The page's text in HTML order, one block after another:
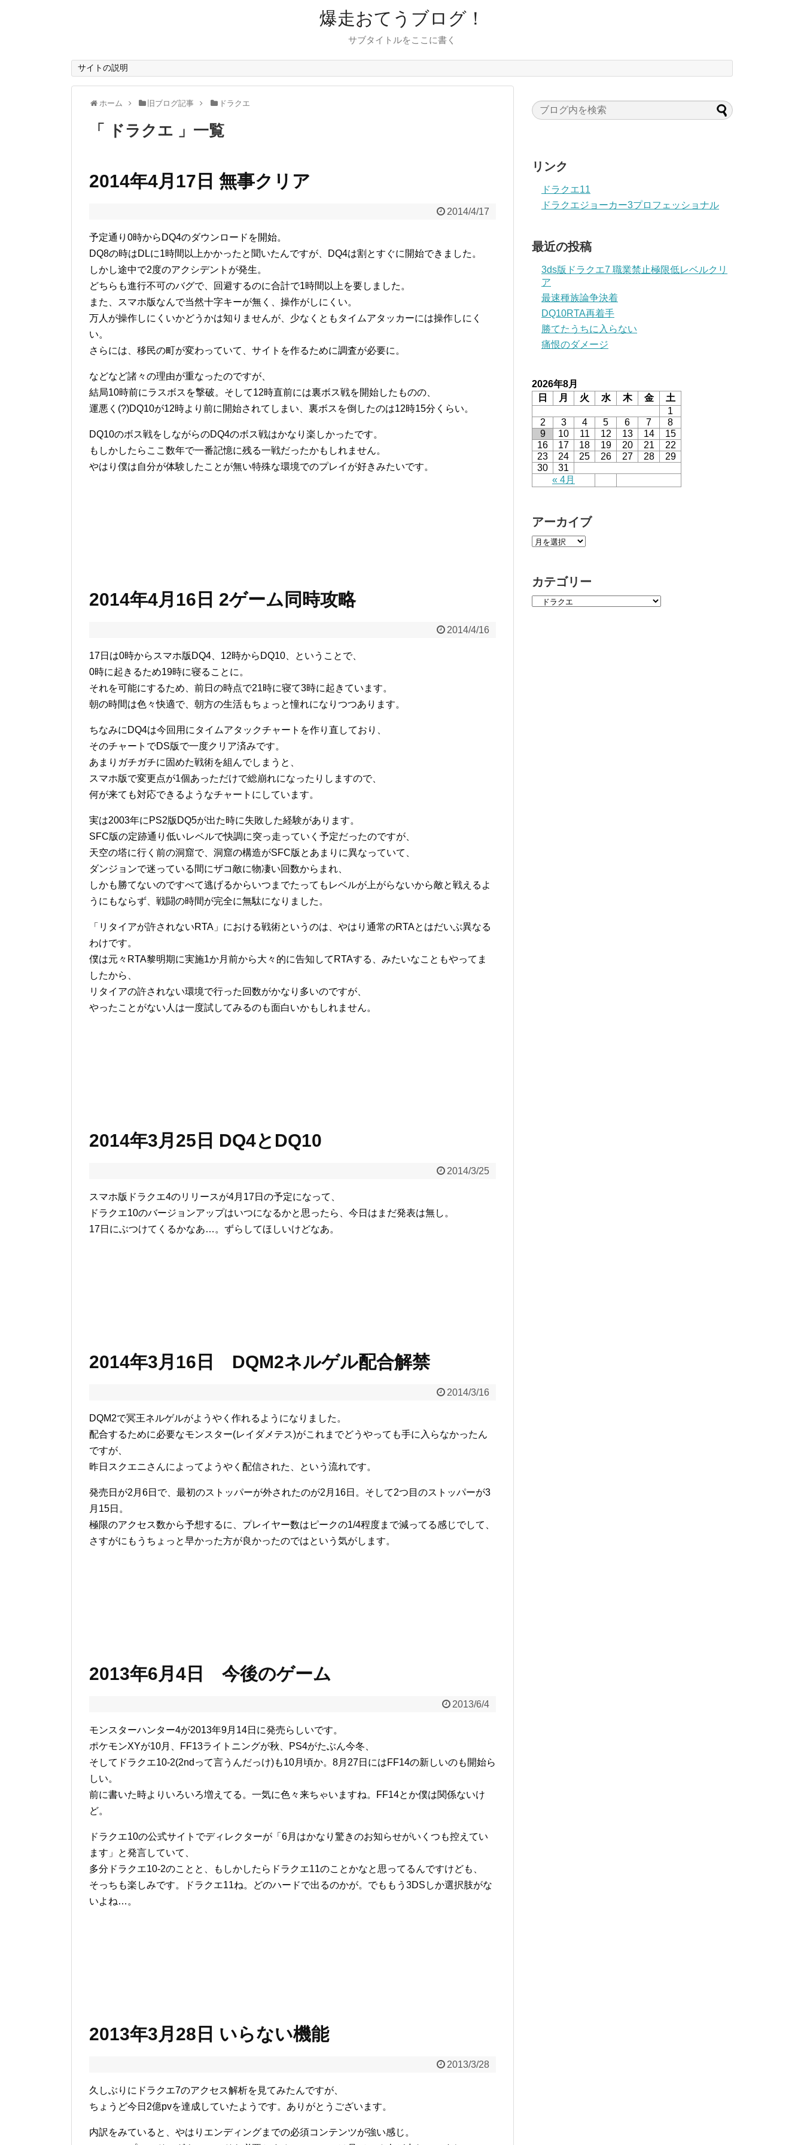
爆走おてうブログ！
サブタイトルをここに書く
サイトの説明
ホーム 旧ブログ記事 ドラクエ
「 ドラクエ 」一覧
2014年4月17日 無事クリア
2014/4/17
予定通り0時からDQ4のダウンロードを開始。
DQ8の時はDLに1時間以上かかったと聞いたんですが、DQ4は割とすぐに開始できました。
しかし途中で2度のアクシデントが発生。
どちらも進行不可のバグで、回避するのに合計で1時間以上を要しました。
また、スマホ版なんで当然十字キーが無く、操作がしにくい。
万人が操作しにくいかどうかは知りませんが、少なくともタイムアタッカーには操作しにく
い。
さらには、移民の町が変わっていて、サイトを作るために調査が必要に。
などなど諸々の理由が重なったのですが、
結局10時前にラスボスを撃破。そして12時直前には裏ボス戦を開始したものの、
運悪く(?)DQ10が12時より前に開始されてしまい、裏ボスを倒したのは12時15分くらい。
DQ10のボス戦をしながらのDQ4のボス戦はかなり楽しかったです。
もしかしたらここ数年で一番記憶に残る一戦だったかもしれません。
やはり僕は自分が体験したことが無い特殊な環境でのプレイが好きみたいです。
2014年4月16日 2ゲーム同時攻略
2014/4/16
17日は0時からスマホ版DQ4、12時からDQ10、ということで、
0時に起きるため19時に寝ることに。
それを可能にするため、前日の時点で21時に寝て3時に起きています。
朝の時間は色々快適で、朝方の生活もちょっと憧れになりつつあります。
ちなみにDQ4は今回用にタイムアタックチャートを作り直しており、
そのチャートでDS版で一度クリア済みです。
あまりガチガチに固めた戦術を組んでしまうと、
スマホ版で変更点が1個あっただけで総崩れになったりしますので、
何が来ても対応できるようなチャートにしています。
実は2003年にPS2版DQ5が出た時に失敗した経験があります。
SFC版の定跡通り低いレベルで快調に突っ走っていく予定だったのですが、
天空の塔に行く前の洞窟で、洞窟の構造がSFC版とあまりに異なっていて、
ダンジョンで迷っている間にザコ敵に物凄い回数からまれ、
しかも勝てないのですべて逃げるからいつまでたってもレベルが上がらないから敵と戦えるよ
うにもならず、戦闘の時間が完全に無駄になりました。
「リタイアが許されないRTA」における戦術というのは、やはり通常のRTAとはだいぶ異なる
わけです。
僕は元々RTA黎明期に実施1か月前から大々的に告知してRTAする、みたいなこともやってま
したから、
リタイアの許されない環境で行った回数がかなり多いのですが、
やったことがない人は一度試してみるのも面白いかもしれません。
2014年3月25日 DQ4とDQ10
2014/3/25
スマホ版ドラクエ4のリリースが4月17日の予定になって、
ドラクエ10のバージョンアップはいつになるかと思ったら、今日はまだ発表は無し。
17日にぶつけてくるかなあ…。ずらしてほしいけどなあ。
2014年3月16日 DQM2ネルゲル配合解禁
2014/3/16
DQM2で冥王ネルゲルがようやく作れるようになりました。
配合するために必要なモンスター(レイダメテス)がこれまでどうやっても手に入らなかったん
ですが、
昨日スクエニさんによってようやく配信された、という流れです。
発売日が2月6日で、最初のストッパーが外されたのが2月16日。そして2つ目のストッパーが3
月15日。
極限のアクセス数から予想するに、プレイヤー数はピークの1/4程度まで減ってる感じでして、
さすがにもうちょっと早かった方が良かったのではという気がします。
2013年6月4日 今後のゲーム
2013/6/4
モンスターハンター4が2013年9月14日に発売らしいです。
ポケモンXYが10月、FF13ライトニングが秋、PS4がたぶん今冬、
そしてドラクエ10-2(2ndって言うんだっけ)も10月頃か。8月27日にはFF14の新しいのも開始ら
しい。
前に書いた時よりいろいろ増えてる。一気に色々来ちゃいますね。FF14とか僕は関係ないけ
ど。
ドラクエ10の公式サイトでディレクターが「6月はかなり驚きのお知らせがいくつも控えてい
ます」と発言していて、
多分ドラクエ10-2のことと、もしかしたらドラクエ11のことかなと思ってるんですけども、
そっちも楽しみです。ドラクエ11ね。どのハードで出るのかが。でももう3DSしか選択肢がな
いよね…。
2013年3月28日 いらない機能
2013/3/28
久しぶりにドラクエ7のアクセス解析を見てみたんですが、
ちょうど今日2億pvを達成していたようです。ありがとうございます。
内訳をみていると、やはりエンディングまでの必須コンテンツが強い感じ。
リンク
ドラクエ11
ドラクエジョーカー3プロフェッショナル
最近の投稿
3ds版ドラクエ7 職業禁止極限低レベルクリ
ア
最速種族論争決着
DQ10RTA再着手
勝てたうちに入らない
痛恨のダメージ
2026年8月
日
月 火 水 木 金 土
« 4月
1
2
3 4 5 6 7
8
9
10 11 12 13 14
15
16
17 18 19 20 21
22
23
24 25 26 27 28
29
30
31
アーカイブ
カテゴリー